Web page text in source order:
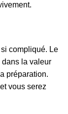
si compliqué. Le
dans la valeur
préparation.
vous serez